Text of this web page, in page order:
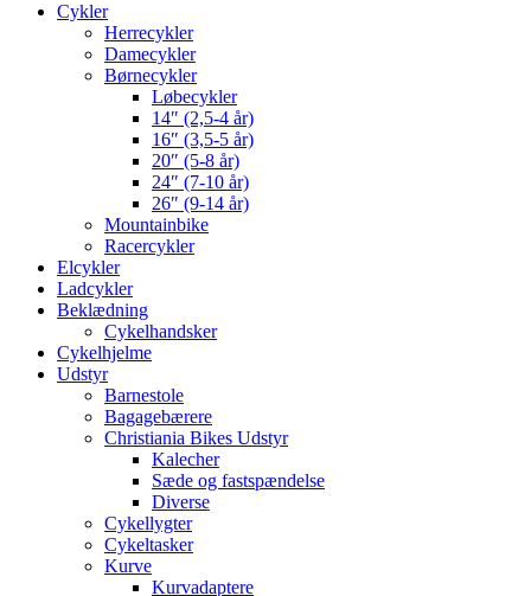
Cykler
Herrecykler
Damecykler
Børnecykler
Løbecykler
14″ (2,5-4 år)
16″ (3,5-5 år)
20″ (5-8 år)
24″ (7-10 år)
26″ (9-14 år)
Mountainbike
Racercykler
Elcykler
Ladcykler
Beklædning
Cykelhandsker
Cykelhjelme
Udstyr
Barnestole
Bagagebærere
Christiania Bikes Udstyr
Kalecher
Sæde og fastspændelse
Diverse
Cykellygter
Cykeltasker
Kurve
Kurvadaptere